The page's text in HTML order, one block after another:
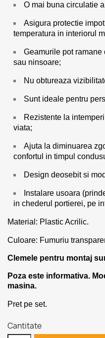
O mai buna circulatie
Asigura protectie
temperatura in interiorul
Geamurile pot
sau ninsoare;
Nu obtureaza
Sunt ideale pentru
Rezistente la
viata;
Ajuta la diminuarea
confortul in timpul
Design deosebit si
Instalare usoara
in chederul portierei, pe
Material: Plastic Acrilic.
Culoare: Fumuriu
Clemele pentru montaj
Poza este informativa.
masina.
Pret pe set.
Cantitate